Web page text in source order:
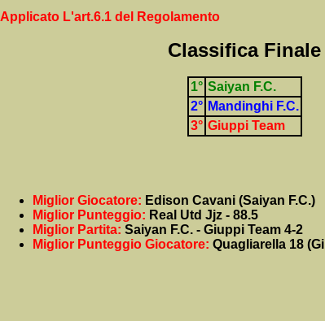
Applicato L'art.6.1 del Regolamento
Classifica Finale
1° Saiyan F.C.
2° Mandinghi F.C.
3° Giuppi Team
Miglior Giocatore: Edison Cavani (Saiyan F.C.)
Miglior Punteggio: Real Utd Jjz - 88.5
Miglior Partita: Saiyan F.C. - Giuppi Team 4-2
Miglior Punteggio Giocatore: Quagliarella 18